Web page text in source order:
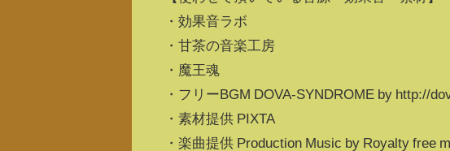
・効果音ラボ
・甘茶の音楽工房
・魔王魂
・フリーBGM DOVA-SYNDROME by http://
・素材提供 PIXTA
・楽曲提供 Production Music by Royalty free